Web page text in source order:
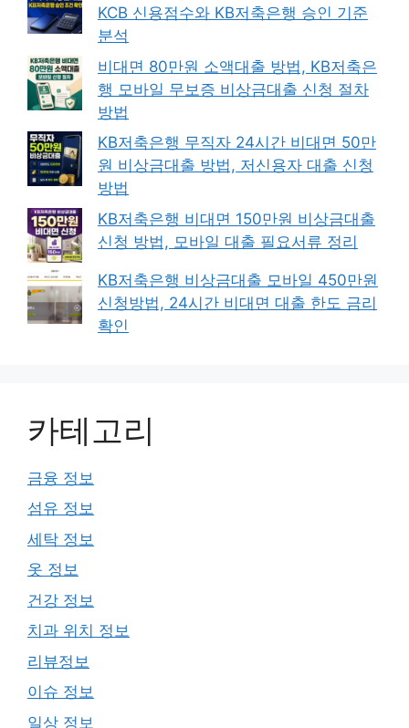
KCB 신용점수와 KB저축은행 승인 기준
분석
비대면 80만원 소액대출 방법, KB저축은
행 모바일 무보증 비상금대출 신청 절차
방법
KB저축은행 무직자 24시간 비대면 50만
원 비상금대출 방법, 저신용자 대출 신청
방법
KB저축은행 비대면 150만원 비상금대출
신청 방법, 모바일 대출 필요서류 정리
KB저축은행 비상금대출 모바일 450만원
신청방법, 24시간 비대면 대출 한도 금리
확인
카테고리
금융 정보
섬유 정보
세탁 정보
옷 정보
건강 정보
치과 위치 정보
리뷰정보
이슈 정보
일상 정보